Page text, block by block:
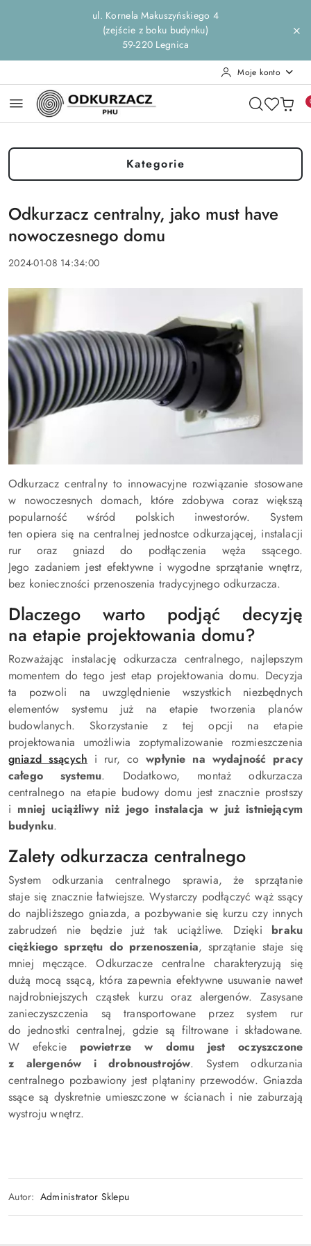
Przejdź do treści głównej
Przejdź do wyszukiwarki
Przejdź do moje konto
Przejdź do menu głównego
Przejdź do stopkiul. Kornela Makuszyńskiego 4
(zejście z boku budynku)
59-220 Legnica
Moje konto
Kategorie
Odkurzacz centralny, jako must have
nowoczesnego domu
2024-01-08 14:34:00
Odkurzacz centralny to innowacyjne rozwiązanie stosowane
w nowoczesnych domach, które zdobywa coraz większą
popularność wśród polskich inwestorów. System
ten opiera się na centralnej jednostce odkurzającej, instalacji
rur oraz gniazd do podłączenia węża ssącego.
Jego zadaniem jest efektywne i wygodne sprzątanie wnętrz,
bez konieczności przenoszenia tradycyjnego odkurzacza.
Dlaczego warto podjąć decyzję
na etapie projektowania domu?
Rozważając instalację odkurzacza centralnego, najlepszym
momentem do tego jest etap projektowania domu. Decyzja
ta pozwoli na uwzględnienie wszystkich niezbędnych
elementów systemu już na etapie tworzenia planów
budowlanych. Skorzystanie z tej opcji na etapie
projektowania umożliwia zoptymalizowanie rozmieszczenia
gniazd ssących i rur, cowpłynie na wydajność pracy
całego systemu. Dodatkowo, montaż odkurzacza
centralnego na etapie budowy domu jest znacznie prostszy
i mniej uciążliwy niż jego instalacja w już istniejącym
budynku.
Zalety odkurzacza centralnego
System odkurzania centralnego sprawia, że sprzątanie
staje się znacznie łatwiejsze. Wystarczy podłączyć wąż ssący
do najbliższego gniazda, a pozbywanie się kurzu czy innych
zabrudzeń nie będzie już tak uciążliwe. Dzięki braku
ciężkiego sprzętu do przenoszenia, sprzątanie staje się
mniej męczące. Odkurzacze centralne charakteryzują się
dużą mocą ssącą, która zapewnia efektywne usuwanie nawet
najdrobniejszych cząstek kurzu oraz alergenów. Zasysane
zanieczyszczenia są transportowane przez system rur
do jednostki centralnej, gdzie są filtrowane i składowane.
W efekcie powietrze w domu jest oczyszczone
z alergenów i drobnoustrojów. System odkurzania
centralnego pozbawiony jest plątaniny przewodów. Gniazda
ssące są dyskretnie umieszczone w ścianach i nie zaburzają
wystroju wnętrz.
Autor: Administrator Sklepu